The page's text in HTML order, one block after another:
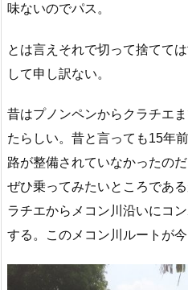
味ないのでパス。
とは言えそれで切って捨てて
して申し訳ない。
昔はプノンペンからクラチエ
たらしい。昔と言っても15年
路が整備されていなかったの
ぜひ乗ってみたいところであ
ラチエからメコン川沿いにコ
する。このメコン川ルートが今